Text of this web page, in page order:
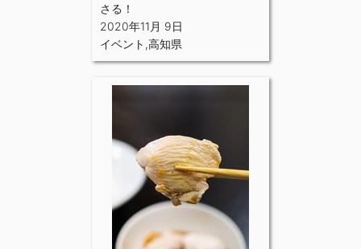
さる！
2020年11月 9日
イベント ,高知県